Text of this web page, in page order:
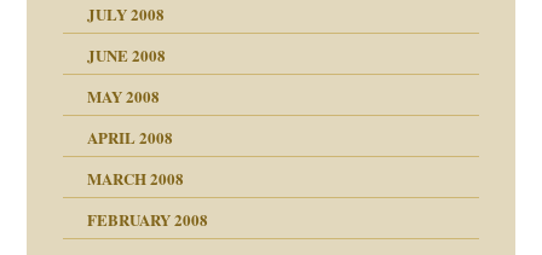
JULY 2008
Juni 2008
JUNE 2008
MAY 2008
APRIL 2008
MARCH 2008
FEBRUARY 2008